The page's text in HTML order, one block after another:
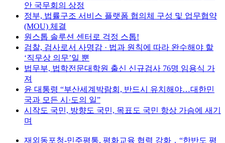
안 국무회의 상정
정부, 법률구조 서비스 플랫폼 협의체 구성 및 업무협약
(MOU) 체결
원스톱 솔루션 센터로 걱정 스톱!
검찰, 검사로서 사명감 · 법과 원칙에 따라 완수해야 할
‘직무상 의무’일 뿐
법무부, 법학전문대학원 출신 신규검사 76명 임용식 가
져
윤 대통령 “부산세계박람회, 반드시 유치해야…대한민
국과 모든 시·도의 일”
시작도 국민, 방향도 국민, 목표도 국민 항상 가슴에 새기
며
재외동포청-민주평통, 평화교육 협력 강화 ․ “한반도 평